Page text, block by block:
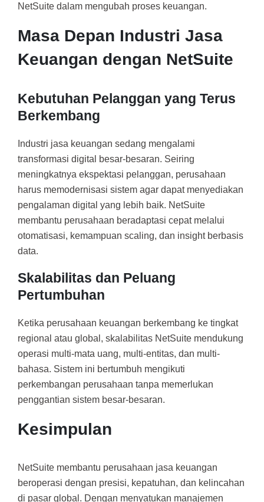
NetSuite dalam mengubah proses keuangan.
Masa Depan Industri Jasa
Keuangan dengan NetSuite
Kebutuhan Pelanggan yang Terus
Berkembang
Industri jasa keuangan sedang mengalami
transformasi digital besar-besaran. Seiring
meningkatnya ekspektasi pelanggan, perusahaan
harus memodernisasi sistem agar dapat menyediakan
pengalaman digital yang lebih baik. NetSuite
membantu perusahaan beradaptasi cepat melalui
otomatisasi, kemampuan scaling, dan insight berbasis
data.
Skalabilitas dan Peluang
Pertumbuhan
Ketika perusahaan keuangan berkembang ke tingkat
regional atau global, skalabilitas NetSuite mendukung
operasi multi-mata uang, multi-entitas, dan multi-
bahasa. Sistem ini bertumbuh mengikuti
perkembangan perusahaan tanpa memerlukan
penggantian sistem besar-besaran.
Kesimpulan
NetSuite membantu perusahaan jasa keuangan
beroperasi dengan presisi, kepatuhan, dan kelincahan
di pasar global. Dengan menyatukan manajemen